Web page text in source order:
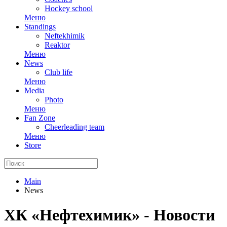
Hockey school
Меню
Standings
Neftekhimik
Reaktor
Меню
News
Club life
Меню
Media
Photo
Меню
Fan Zone
Cheerleading team
Меню
Store
Main
News
ХК «Нефтехимик» - Новости